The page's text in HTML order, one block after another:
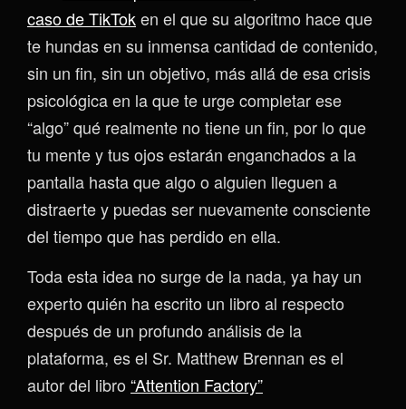
caso de TikToken el que su algoritmo hace que
te hundas en su inmensa cantidad de contenido,
sin un fin, sin un objetivo, más allá de esa crisis
psicológica en la que te urge completar ese
“algo” qué realmente no tiene un fin, por lo que
tu mente y tus ojos estarán enganchados a la
pantalla hasta que algo o alguien lleguen a
distraerte y puedas ser nuevamente consciente
del tiempo que has perdido en ella.
Toda esta idea no surge de la nada, ya hay un
experto quién ha escrito un libro al respecto
después de un profundo análisis de la
plataforma, es el Sr. Matthew Brennan es el
autor del libro “Attention Factory”